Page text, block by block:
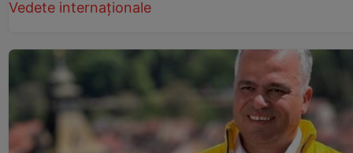
Vedete internaționale